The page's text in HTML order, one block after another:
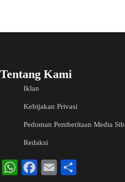
Tentang Kami
Iklan
Kebijakan Privasi
Pedoman Pemberitaan Media
Redaksi
WhatsApp
Facebook
Email